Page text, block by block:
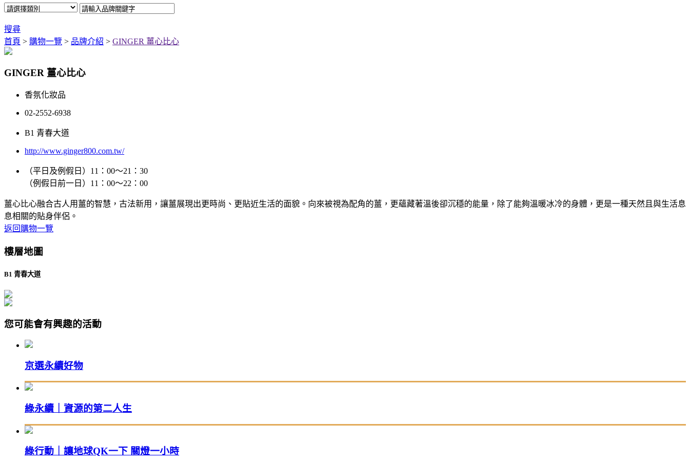
搜尋
首頁 > 購物一覽 > 品牌介紹 > GINGER 薑心比心
GINGER 薑心比心
香氛化妝品
02-2552-6938
B1 青春大道
http://www.ginger800.com.tw/
（平日及例假日）11：00～21：30
（例假日前一日）11：00～22：00
薑心比心融合古人用薑的智慧，古法新用，讓薑展現出更時尚、更貼近生活的面貌。向來被視為配角的薑，更蘊藏著溫後卻沉穩的能量，除了能夠溫暖冰冷的身體，更是一種天然且與生活息
息相關的貼身伴侶。
返回購物一覽
樓層地圖
B1 青春大道
您可能會有興趣的活動
京選永續好物
綠永續｜資源的第二人生
綠行動｜讓地球QK一下 關燈一小時